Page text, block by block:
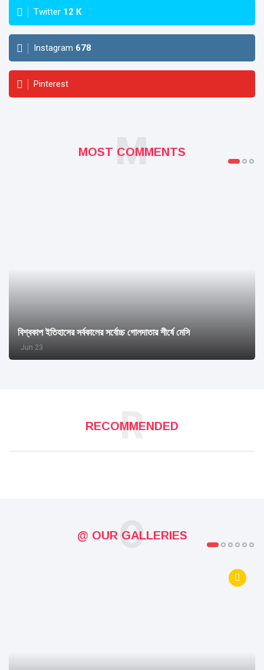
Twitter 12 K
Instagram 678
Pinterest
MOST COMMENTS
M
বিশ্বকাপ ইতিহাসের সর্বকালের সর্বোচ্চ গোলদাতার শীর্ষে মেসি
Jun 23
RECOMMENDED
R
@ OUR GALLERIES
O